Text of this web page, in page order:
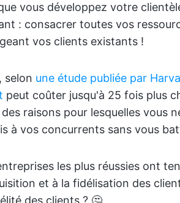
vous développez votre
: consacrer toutes vos
vos clients existants !
selon une étude publiée par
peut coûter jusqu'à 25 fois plus
des raisons pour lesquelles vous
à vos concurrents sans vous
les plus réussies ont
et à la fidélisation des
des clients ? 🤔